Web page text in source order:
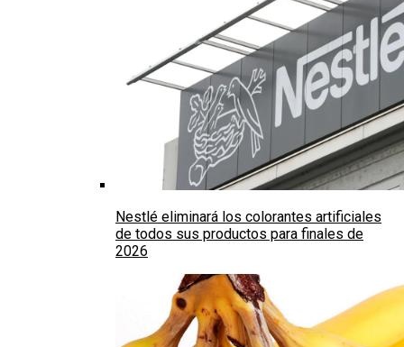
Nestlé eliminará los colorantes artificiales
de todos sus productos para finales de
2026